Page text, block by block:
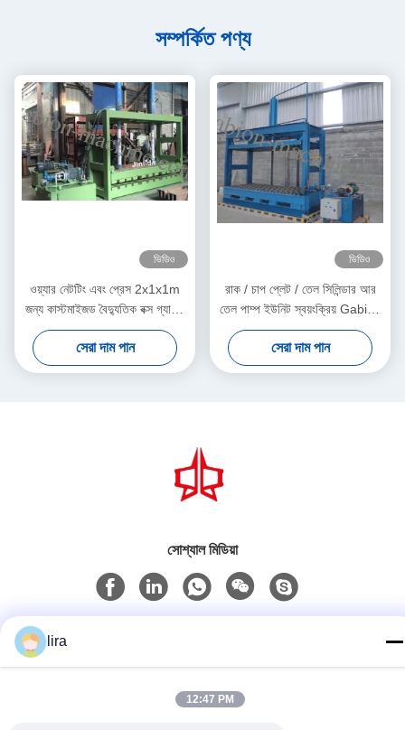
সম্পর্কিত পণ্য
ভিডিও
ওয়্যার নেটটিং এবং প্রেস 2x1x1m
জন্য কাস্টমাইজড বৈদ্যুতিক বক্স গ্যাবিল
মাশ প্যাকিং মেশিন
সেরা দাম পান
ভিডিও
রাক / চাপ প্লেট / তেল সিলিন্ডার আর
তেল পাম্প ইউনিট স্বয়ংক্রিয় Gabion
বক্স মেশিন
সেরা দাম পান
সোশ্যাল মিডিয়া
lira
12:47 PM